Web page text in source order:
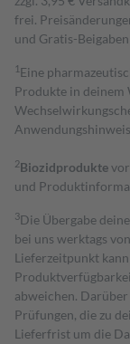
frei.
und Gratis-
1 Eine
Produkte in
2Biozidprodukte
und
3Die Übergabe
bei uns werktags
Lieferzeitpunkt
abweichen.
Prüfungen, die zu
Lieferfrist um die